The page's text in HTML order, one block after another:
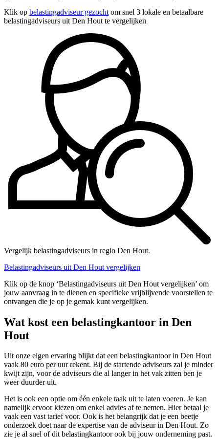
Klik op belastingadviseur gezocht om snel 3 lokale en betaalbare
belastingadviseurs uit Den Hout te vergelijken
Vergelijk belastingadviseurs in regio Den Hout.
Belastingadviseurs uit Den Hout vergelijken
Klik op de knop ‘Belastingadviseurs uit Den Hout vergelijken’ om
jouw aanvraag in te dienen en specifieke vrijblijvende voorstellen te
ontvangen die je op je gemak kunt vergelijken.
Wat kost een belastingkantoor in Den
Hout
Uit onze eigen ervaring blijkt dat een belastingkantoor in Den Hout
vaak 80 euro per uur rekent. Bij de startende adviseurs zal je minder
kwijt zijn, voor de adviseurs die al langer in het vak zitten ben je
weer duurder uit.
Het is ook een optie om één enkele taak uit te laten voeren. Je kan
namelijk ervoor kiezen om enkel advies af te nemen. Hier betaal je
vaak een vast tarief voor. Ook is het belangrijk dat je een beetje
onderzoek doet naar de expertise van de adviseur in Den Hout. Zo
zie je al snel of dit belastingkantoor ook bij jouw onderneming past.